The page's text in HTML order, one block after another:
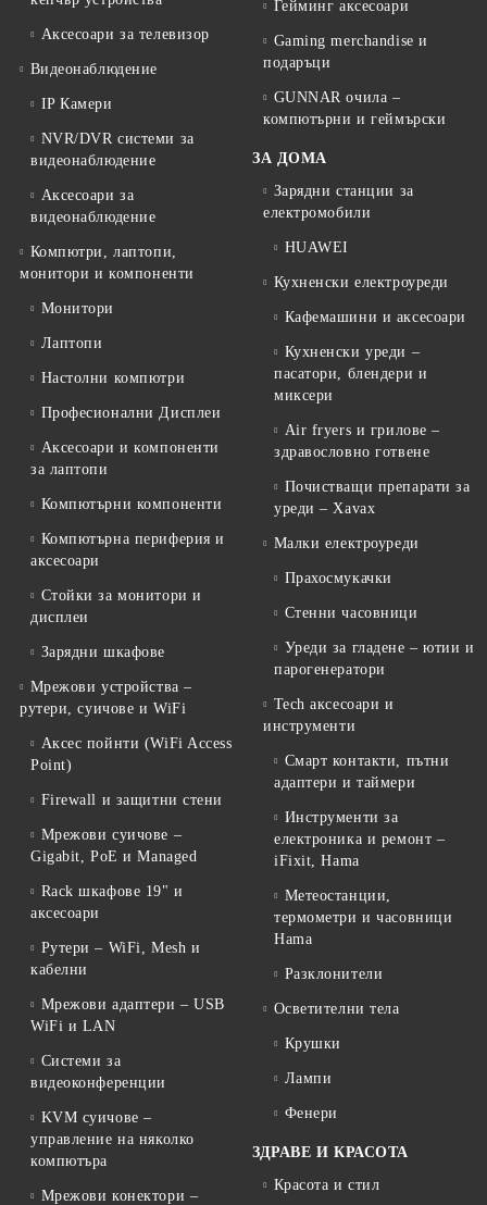
Аксесоари за телевизор
Видеонаблюдение
IP Камери
NVR/DVR системи за
видеонаблюдение
Аксесоари за
видеонаблюдение
Компютри, лаптопи,
монитори и компоненти
Монитори
Лаптопи
Настолни компютри
Професионални Дисплеи
Аксесоари и компоненти
за лаптопи
Компютърни компоненти
Компютърна периферия и
аксесоари
Стойки за монитори и
дисплеи
Зарядни шкафове
Мрежови устройства –
рутери, суичове и WiFi
Аксес пойнти (WiFi Access
Point)
Firewall и защитни стени
Мрежови суичове –
Gigabit, PoE и Managed
Rack шкафове 19" и
аксесоари
Рутери – WiFi, Mesh и
кабелни
Мрежови адаптери – USB
WiFi и LAN
Системи за
видеоконференции
KVM суичове –
управление на няколко
компютъра
Мрежови конектори –
Гейминг аксесоари
Gaming merchandise и
подаръци
GUNNAR очила –
компютърни и геймърски
ЗА ДОМА
Зарядни станции за
електромобили
HUAWEI
Кухненски електроуреди
Кафемашини и аксесоари
Кухненски уреди –
пасатори, блендери и
миксери
Air fryers и грилове –
здравословно готвене
Почистващи препарати за
уреди – Xavax
Малки електроуреди
Прахосмукачки
Стенни часовници
Уреди за гладене – ютии и
парогенератори
Tech аксесоари и
инструменти
Смарт контакти, пътни
адаптери и таймери
Инструменти за
електроника и ремонт –
iFixit, Hama
Метеостанции,
термометри и часовници
Hama
Разклонители
Осветителни тела
Крушки
Лампи
Фенери
ЗДРАВЕ И КРАСОТА
Красота и стил